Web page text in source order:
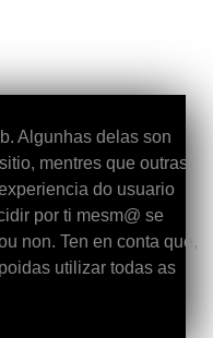
Algunhas delas son
mentres que outras
do usuario
por ti mesm@ se
non. Ten en conta que,
utilizar todas as